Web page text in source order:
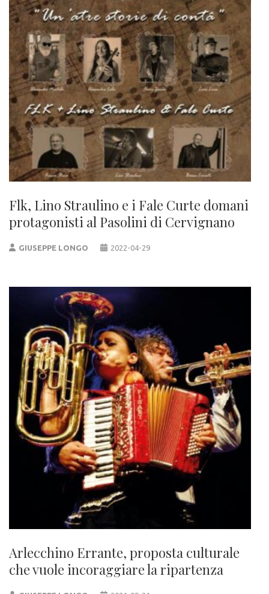
Flk, Lino Straulino e i Fale Curte domani
protagonisti al Pasolini di Cervignano
GIUSEPPE LONGO 2022-04-29
Arlecchino Errante, proposta culturale
che vuole incoraggiare la ripartenza